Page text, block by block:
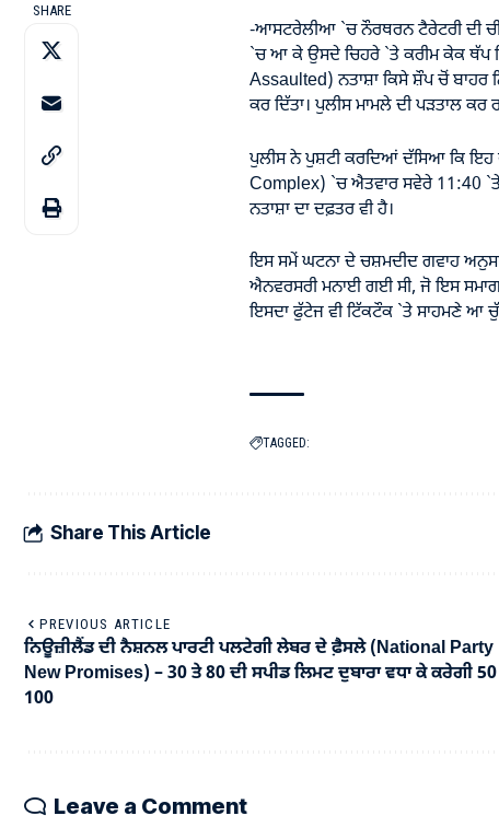
SHARE
-ਆਸਟਰੇਲੀਆ `ਚ ਨੌਰਥਰਨ ਟੈਰੇਟਰੀ ਦੀ
`ਚ ਆ ਕੇ ਉਸਦੇ ਚਿਹਰੇ `ਤੇ ਕਰੀਮ ਕੇਕ ਥੱਪ
Assaulted) ਨਤਾਸ਼ਾ ਕਿਸੇ ਸ਼ੌਪ ਚੋਂ
ਕਰ ਦਿੱਤਾ। ਪੁਲੀਸ ਮਾਮਲੇ ਦੀ ਪੜਤਾਲ ਕਰ
ਪੁਲੀਸ ਨੇ ਪੁਸ਼ਟੀ ਕਰਦਿਆਂ ਦੱਸਿਆ ਕਿ ਇਹ
Complex) `ਚ ਐਤਵਾਰ ਸਵੇਰੇ 11:40
ਨਤਾਸ਼ਾ ਦਾ ਦਫ਼ਤਰ ਵੀ ਹੈ।
ਇਸ ਸਮੇਂ ਘਟਨਾ ਦੇ ਚਸ਼ਮਦੀਦ ਗਵਾਹ
ਐਨਵਰਸਰੀ ਮਨਾਈ ਗਈ ਸੀ, ਜੋ ਇਸ
ਇਸਦਾ ਫੁੱਟੇਜ ਵੀ ਟਿੱਕਟੌਕ `ਤੇ ਸਾਹਮਣੇ ਆ
TAGGED:
Share This Article
PREVIOUS ARTICLE
ਨਿਊਜ਼ੀਲੈਂਡ ਦੀ ਨੈਸ਼ਨਲ ਪਾਰਟੀ ਪਲਟੇਗੀ ਲੇਬਰ ਦੇ ਫ਼ੈਸਲੇ (National Party
New Promises) – 30 ਤੇ 80 ਦੀ ਸਪੀਡ ਲਿਮਟ ਦੁਬਾਰਾ ਵਧਾ ਕੇ ਕਰੇਗੀ
100
Leave a Comment